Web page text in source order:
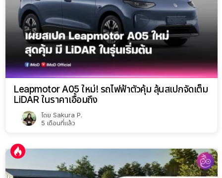
Leapmotor A05 ใหม่! รถไฟฟ้าตัวคุ้ม ลุ้นสเปกจัดเต็ม
LiDAR ในราคาเอื้อมถึง
โดย Sakura P.
5 เดือนที่แล้ว